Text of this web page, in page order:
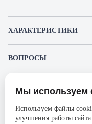
ХАРАКТЕРИСТИКИ
Производитель
Серия
ВОПРОСЫ
Пожалуйста,
Представленные изображения и
без предварительного
ответственности в случае не
Мы
Используем файлы
улучшения работы